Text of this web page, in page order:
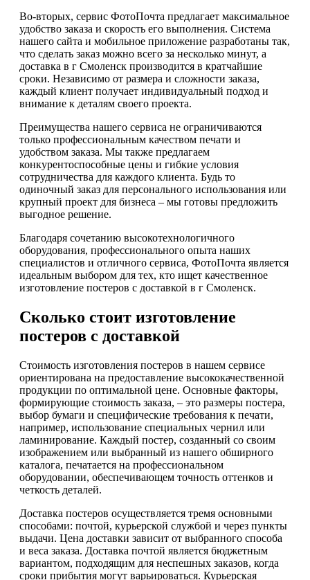
Во-вторых, сервис ФотоПочта предлагает максимальное
удобство заказа и скорость его выполнения. Система
нашего сайта и мобильное приложение разработаны так,
что сделать заказ можно всего за несколько минут, а
доставка в г Смоленск производится в кратчайшие
сроки. Независимо от размера и сложности заказа,
каждый клиент получает индивидуальный подход и
внимание к деталям своего проекта.
Преимущества нашего сервиса не ограничиваются
только профессиональным качеством печати и
удобством заказа. Мы также предлагаем
конкурентоспособные цены и гибкие условия
сотрудничества для каждого клиента. Будь то
одиночный заказ для персонального использования или
крупный проект для бизнеса – мы готовы предложить
выгодное решение.
Благодаря сочетанию высокотехнологичного
оборудования, профессионального опыта наших
специалистов и отличного сервиса, ФотоПочта является
идеальным выбором для тех, кто ищет качественное
изготовление постеров с доставкой в г Смоленск.
Сколько стоит изготовление
постеров с доставкой
Стоимость изготовления постеров в нашем сервисе
ориентирована на предоставление высококачественной
продукции по оптимальной цене. Основные факторы,
формирующие стоимость заказа, – это размеры постера,
выбор бумаги и специфические требования к печати,
например, использование специальных чернил или
ламинирование. Каждый постер, созданный со своим
изображением или выбранный из нашего обширного
каталога, печатается на профессиональном
оборудовании, обеспечивающем точность оттенков и
четкость деталей.
Доставка постеров осуществляется тремя основными
способами: почтой, курьерской службой и через пункты
выдачи. Цена доставки зависит от выбранного способа
и веса заказа. Доставка почтой является бюджетным
вариантом, подходящим для неспешных заказов, когда
сроки прибытия могут варьироваться. Курьерская